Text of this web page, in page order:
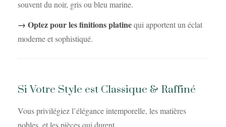
souvent du noir, gris ou bleu marine.
→ Optez pour les finitions platinequi apportent un éclat
moderne et sophistiqué.
Si Votre Style est Classique & Raffiné
Vous privilégiez l’élégance intemporelle, les matières
nobles, et les pièces qui durent.